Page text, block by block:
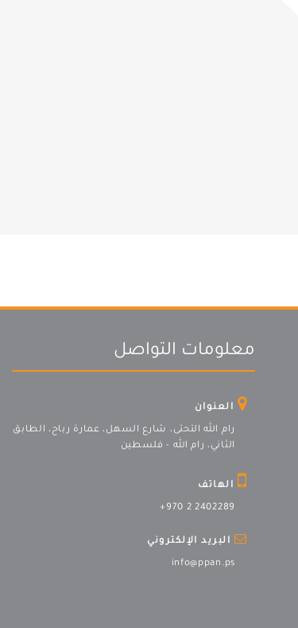
معلومات التواصل
العنوان
رام الله التحتى، شارع السهل، عمارة رباح، الطابق
الثاني، رام الله - فلسطين
الهاتف
+970 2 2402289
البريد الإلكتروني
info@ppan.ps